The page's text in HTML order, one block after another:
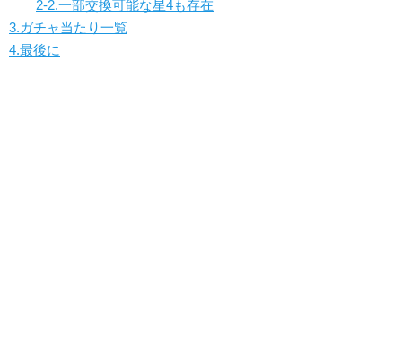
2-2.一部交換可能な星4も存在
3.ガチャ当たり一覧
4.最後に